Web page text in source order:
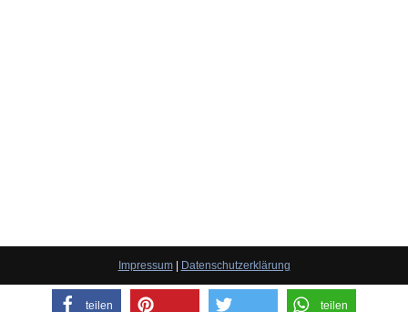
teilen teilen
Impressum| Datenschutzerklärung